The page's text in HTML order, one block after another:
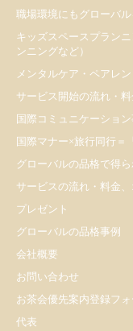
職場環境にもグローバル
キッズスペースプラン
ンニングなど）
メンタルケア・ペアレ
サービス開始の流れ・
国際コミュニケーショ
国際マナー×旅行同行＝
グローバルの品格で得ら
サービスの流れ・料金
プレゼント
​グローバルの品格事例
会社概要
お問い合わせ
お茶会優先案内登録フォ
代表